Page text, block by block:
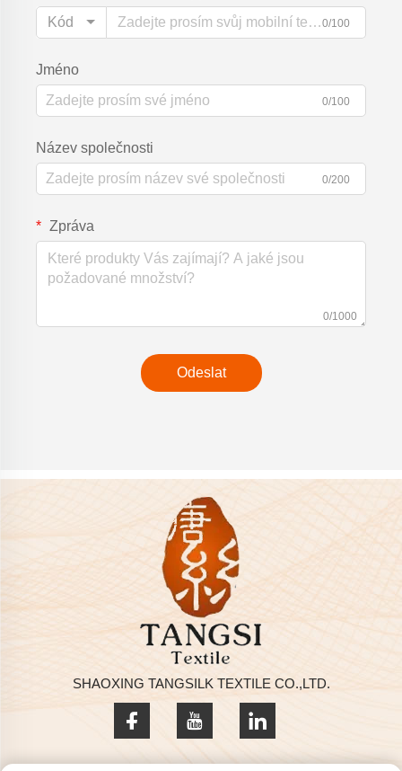
Kód
0/100
Jméno
0/100
Název společnosti
0/200
Zpráva
0/1000
Odeslat
SHAOXING TANGSILK TEXTILE CO.,LTD.